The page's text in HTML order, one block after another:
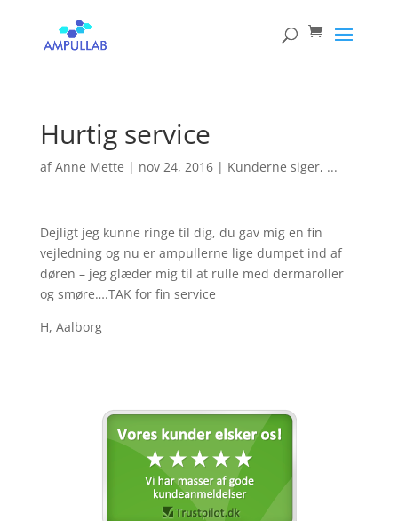
Hurtig service
afAnne Mette | nov 24, 2016| Kunderne siger, ...
Dejligt jeg kunne ringe til dig, du gav mig en fin
vejledning og nu er ampullerne lige dumpet ind af
døren – jeg glæder mig til at rulle med dermaroller
og smøre….TAK for fin service
H, Aalborg